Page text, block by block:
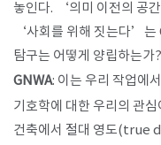
놓인다. ‘의미 이전의 공
‘사회를 위해 짓는다’는
탐구는 어떻게 양립하는가?
GNWA: 이는 우리 작업에
기호학에 대한 우리의 관
건축에서 절대 영도(true